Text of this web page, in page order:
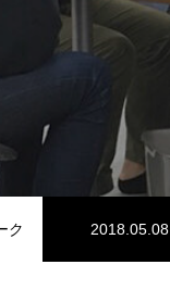
ンドエンジニア
ク 2018.05.08